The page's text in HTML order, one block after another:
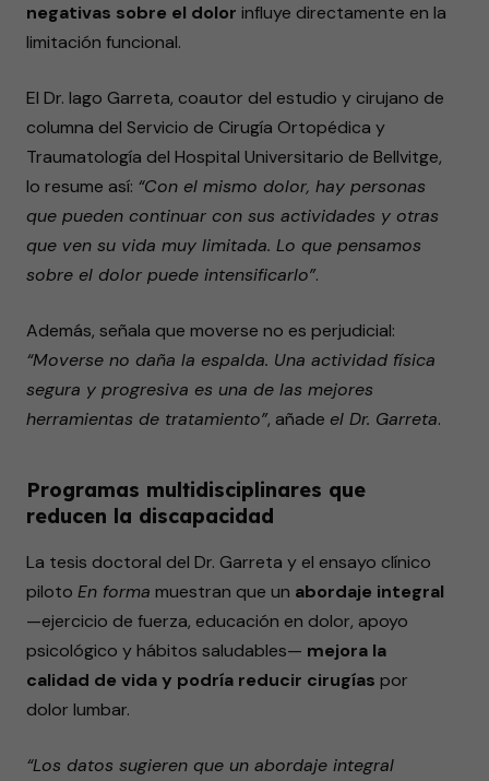
negativas sobre el dolor influye directamente en la
limitación funcional.
El Dr. Iago Garreta, coautor del estudio y cirujano de
columna del Servicio de Cirugía Ortopédica y
Traumatología del Hospital Universitario de Bellvitge,
lo resume así: “Con el mismo dolor, hay personas
que pueden continuar con sus actividades y otras
que ven su vida muy limitada. Lo que pensamos
sobre el dolor puede intensificarlo”.
Además, señala que moverse no es perjudicial:
“Moverse no daña la espalda. Una actividad física
segura y progresiva es una de las mejores
herramientas de tratamiento”, añade el Dr. Garreta.
Programas multidisciplinares que
reducen la discapacidad
La tesis doctoral del Dr. Garreta y el ensayo clínico
piloto En forma muestran que un abordaje integral
—ejercicio de fuerza, educación en dolor, apoyo
psicológico y hábitos saludables— mejora la
calidad de vida y podría reducir cirugías por
dolor lumbar.
“Los datos sugieren que un abordaje integral